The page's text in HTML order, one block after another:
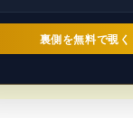
裏側を無料で覗く